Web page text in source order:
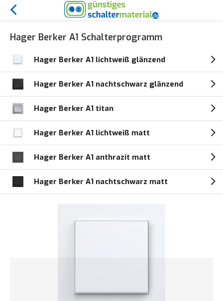
Hager Berker A1 Schalterprogramm
Hager Berker A1 lichtweiß glänzend
Hager Berker A1 nachtschwarz glänzend
Hager Berker A1 titan
Hager Berker A1 lichtweiß matt
Hager Berker A1 anthrazit matt
Hager Berker A1 nachtschwarz matt